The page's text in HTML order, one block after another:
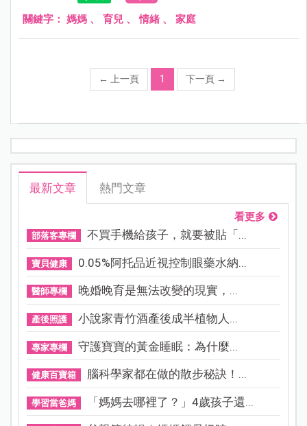
關鍵字： 媽媽 、 育兒 、情緒 、 家庭
← 上一頁 1 下一頁 →
最新文章 熱門文章
看更多
部落客專欄 不買手機給孩子，就要被貼「...
寶貝健康 0.05%阿托品近視控制眼藥水納...
醫師專欄 晚婚晚育是無法改變的現實，...
產後照護 小說家青竹酒產後成半植物人...
專家專欄 守護寶寶的黃金睡眠：為什麼...
健康百寶箱 腦科學家都在做的散步秘訣！...
學習當爸媽 「媽媽去哪裡了？」4歲孩子還...